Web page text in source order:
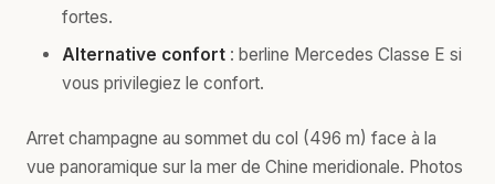
fortes.
Alternative confort : berline Mercedes Classe E si
vous privilegiez le confort.
Arret champagne au sommet du col (496 m) face à la
vue panoramique sur la mer de Chine meridionale. Photos